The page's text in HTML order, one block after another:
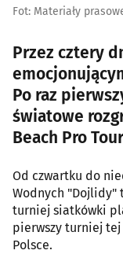
Fot: Materiały
Przez cztery
Po raz
światowe
Beach Pro
Od czwartku do
Wodnych "Dojlidy"
turniej siatkówki
pierwszy turniej tej
Polsce.